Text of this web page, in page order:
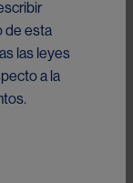
Por
consulta:
registration
Peru,
code printed
select the
de esta
las leyes
a la